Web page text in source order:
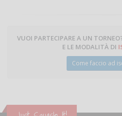
VUOI PARTECIPARE A UN
E LE MODALITÀ DI
Come faccio ad